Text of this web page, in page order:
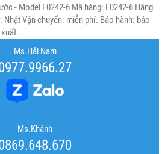
- Model F0242-6 Mã hàng: F0242-6 Hãng
Vận chuyển: miễn phí. Bảo hành: bảo
Ms.Hải Nam
Ms.Khánh